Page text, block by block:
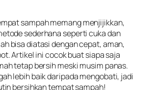
sampah memang menjijikkan,
sederhana seperti cuka dan
bisa diatasi dengan cepat, aman,
Artikel ini cocok buat siapa saja
tetap bersih meski musim panas.
lebih baik daripada mengobati, jadi
bersihkan tempat sampah!